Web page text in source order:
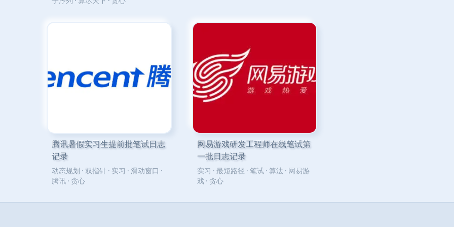
腾讯暑假实习生提前批笔试日志
记录
动态规划 · 双指针 · 实习 · 滑动窗口 ·
腾讯 · 贪心
网易游戏研发工程师在线笔试第
一批日志记录
实习 · 最短路径 · 笔试· 算法· 网易游
戏· 贪心